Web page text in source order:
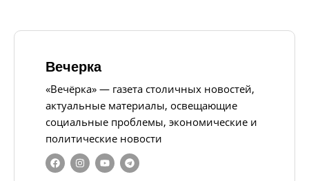
Вечерка
«Вечёрка» — газета столичных новостей,
актуальные материалы, освещающие
социальные проблемы, экономические и
политические новости